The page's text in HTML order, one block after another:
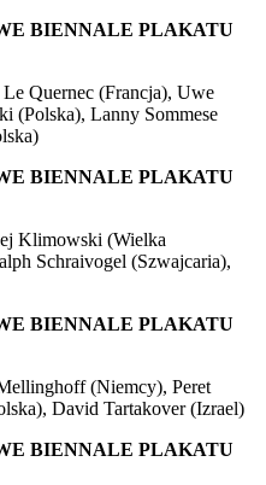
BIENNALE PLAKATU
Quernec (Francja), Uwe
(Polska), Lanny Sommese
BIENNALE PLAKATU
Klimowski (Wielka
Schraivogel (Szwajcaria),
BIENNALE PLAKATU
(Niemcy), Peret
David Tartakover (Izrael)
BIENNALE PLAKATU